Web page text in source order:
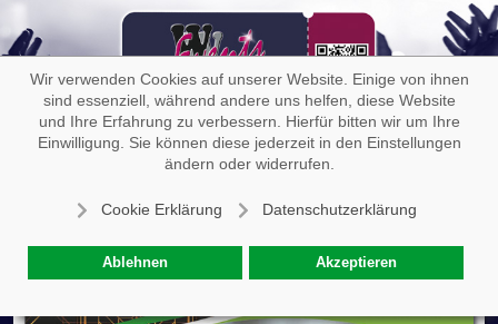
Wir verwenden Cookies auf unserer Website. Einige von ihnen
sind essenziell, während andere uns helfen, diese Website
und Ihre Erfahrung zu verbessern. Hierfür bitten wir um Ihre
Einwilligung. Sie können diese jederzeit in den Einstellungen
ändern oder widerrufen.
Cookie Erklärung Datenschutzerklärung
Ablehnen Akzeptieren
Off-
Scott Fitzgerald: Der große Gatsby